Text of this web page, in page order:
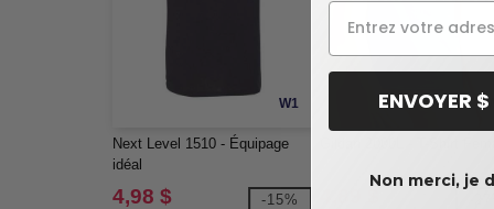
W1
Next Level 1510 - Équipage
idéal
4,98 $ -15%
ENVOYER
Non merci, je